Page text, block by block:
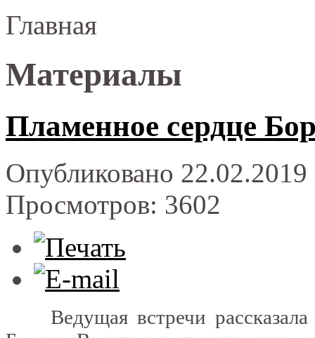
Главная
Материалы
Пламенное сердце
Опубликовано
Просмотров: 3602
Ведущая встречи рассказала